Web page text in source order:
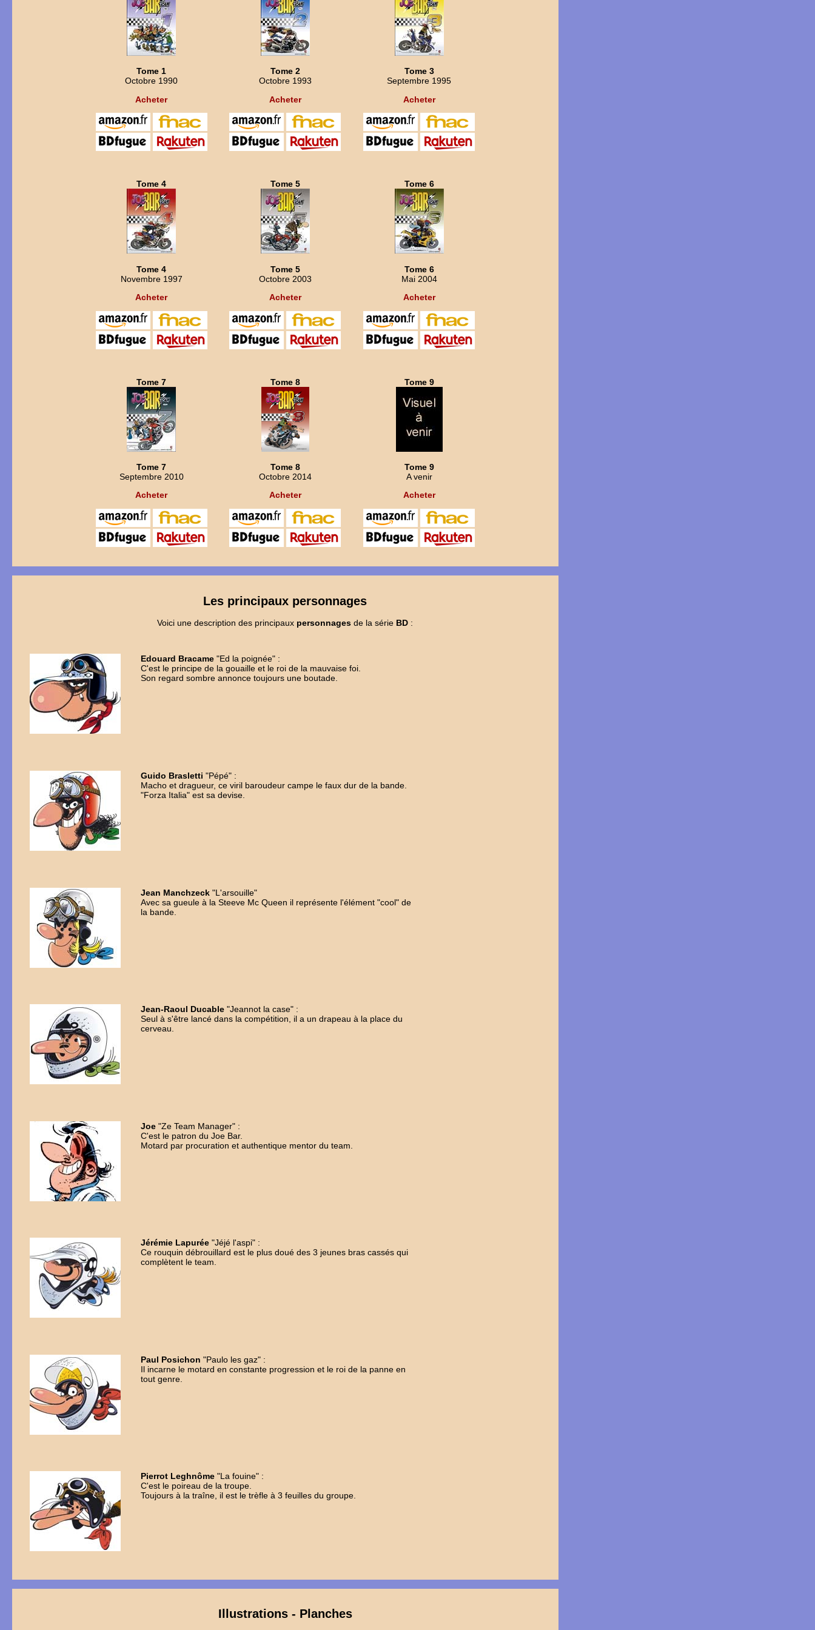
Tome 1
Octobre 1990
Acheter
Tome 2
Octobre 1993
Acheter
Tome 3
Septembre 1995
Acheter
Tome 4
Tome 4
Novembre 1997
Acheter
Tome 5
Tome 5
Octobre 2003
Acheter
Tome 6
Tome 6
Mai 2004
Acheter
Tome 7
Tome 7
Septembre 2010
Acheter
Tome 8
Tome 8
Octobre 2014
Acheter
Tome 9
Tome 9
A venir
Acheter
Les principaux personnages
Voici une description des principaux personnages de la série BD :
Edouard Bracame"Ed la poignée" :
C'est le principe de la gouaille et le roi de la mauvaise foi.
Son regard sombre annonce toujours une boutade.
Guido Brasletti "Pépé" :
Macho et dragueur, ce viril baroudeur campe le faux dur de la bande.
"Forza Italia" est sa devise.
Jean Manchzeck"L'arsouille"
Avec sa gueule à la Steeve Mc Queen il représente l'élément "cool" de
la bande.
Jean-Raoul Ducable"Jeannot la case" :
Seul à s'être lancé dans la compétition, il a un drapeau à la place du
cerveau.
Joe"Ze Team Manager" :
C'est le patron du Joe Bar.
Motard par procuration et authentique mentor du team.
Jérémie Lapurée"Jéjé l'aspi" :
Ce rouquin débrouillard est le plus doué des 3 jeunes bras cassés qui
complètent le team.
Paul Posichon "Paulo les gaz" :
Il incarne le motard en constante progression et le roi de la panne en
tout genre.
Pierrot Leghnôme"La fouine" :
C'est le poireau de la troupe.
Toujours à la traîne, il est le trèfle à 3 feuilles du groupe.
Illustrations - Planches